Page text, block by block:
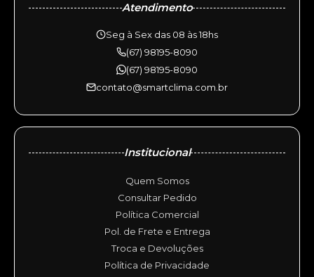
Atendimento
Seg à Sex das 08 às 18hs
(67) 98195-8090
(67) 98195-8090
contato@smartclima.com.br
Institucional
Quem Somos
Consultar Pedido
Política Comercial
Pol. de Frete e Entrega
Troca e Devoluções
Política de Privacidade